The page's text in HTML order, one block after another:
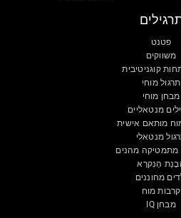
פטנט
משווקים
קוגניטיבית
תרגול מוחי
מבחן מוחי
מנטאליים
מותאם אישית
מנטאלי
מתמטיקה מהנים
הָנִקרָא
מחוננים
קרבות מוח
מבחן IQ